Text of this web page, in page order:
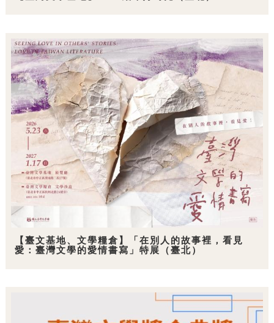
【臺文基地、文學糧倉】「在別人的故事裡，看見
愛：臺灣文學的愛情書寫」特展（臺北）